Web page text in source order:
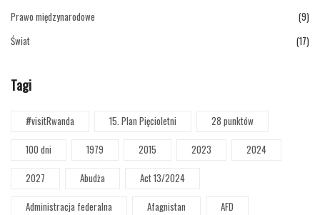
Prawo międzynarodowe
(9)
Świat
(17)
Tagi
#visitRwanda 15. Plan Pięcioletni
28 punktów
100 dni
1979 2015 2023
2024
2027
Abudża
Act 13/2024
Administracja federalna
Afagnistan
AFD